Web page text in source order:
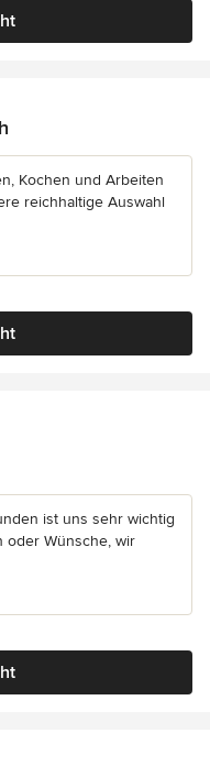
Kochen und Arbeiten
reichhaltige Auswahl
Sternen
ist uns sehr wichtig
oder Wünsche, wir